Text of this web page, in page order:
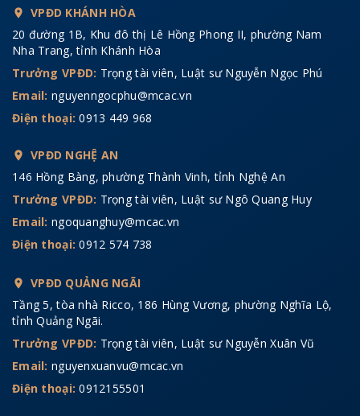
VPĐD KHÁNH HÒA
20 đường 1B, Khu đô thị Lê Hồng Phong II, phường Nam
Nha Trang, tỉnh Khánh Hòa
Trưởng VPĐD: Trọng tài viên, Luật sư Nguyễn Ngọc Phú
Email: nguyenngocphu@mcac.vn
Điện thoại:0913 449 968
VPĐD NGHỆ AN
146 Hồng Bàng, phường Thành Vinh, tỉnh Nghệ An
Trưởng VPĐD: Trọng tài viên, Luật sư Ngô Quang Huy
Email: ngoquanghuy@mcac.vn
Điện thoại:0912 574 738
VPĐD QUẢNG NGÃI
Tầng 5, tòa nhà Ricco, 186 Hùng Vương, phường Nghĩa Lộ,
tỉnh Quảng Ngãi.
Trưởng VPĐD: Trọng tài viên, Luật sư Nguyễn Xuân Vũ
Email: nguyenxuanvu@mcac.vn
Điện thoại:0912155501